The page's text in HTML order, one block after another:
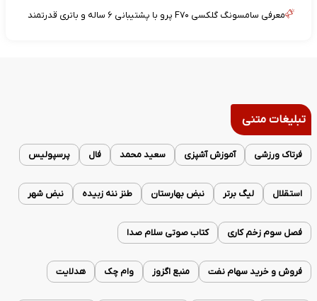
معرفی سامسونگ گلکسی F۷۰ پرو با پشتیبانی ۶ ساله و باتری قدرتمند
تبلیغات متنی
فرتاک ورزشی آموزش آشپزی سعید محمد فال پرسپولیس
استقلال لیگ برتر نبض بهارستان طنز ننه زبیده نبض شهر
فصل سوم زخم کاری کتاب صوتی سلام صدا
فروش و خرید سهام نفت منبع اگزوز وام چک هدلایت